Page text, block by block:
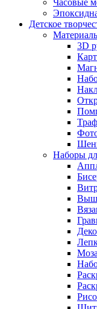
Часовые
Детское
3D
Наборы